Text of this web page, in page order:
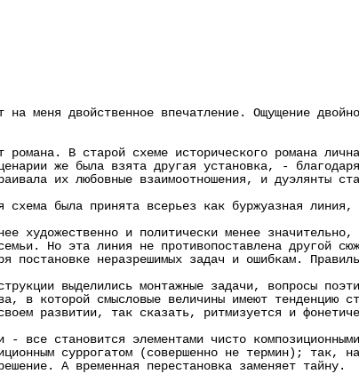
меня двойственное впечатление. Ощущение
В старой схеме исторического романа
же была взята другая установка, -
их любовные взаимоотношения, и дуэлянты
была принята всерьез как буржуазная
и политически менее значительно,
Но эта линия не противопоставлена другой
неразрешимых задач и ошибкам.
выделились монтажные задачи, вопросы
которой смысловые величины имеют тенденцию
развитии, так сказать, ритмизуется и
становится элементами чисто
суррогатом (совершенно не термин); так,
А временная перестановка заменяет тайну.